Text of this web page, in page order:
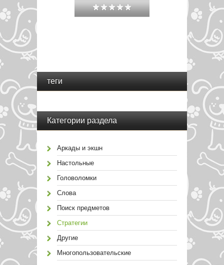
теги
Категории раздела
Аркады и экшн
Настольные
Головоломки
Слова
Поиск предметов
Стратегии
Другие
Многопользовательские